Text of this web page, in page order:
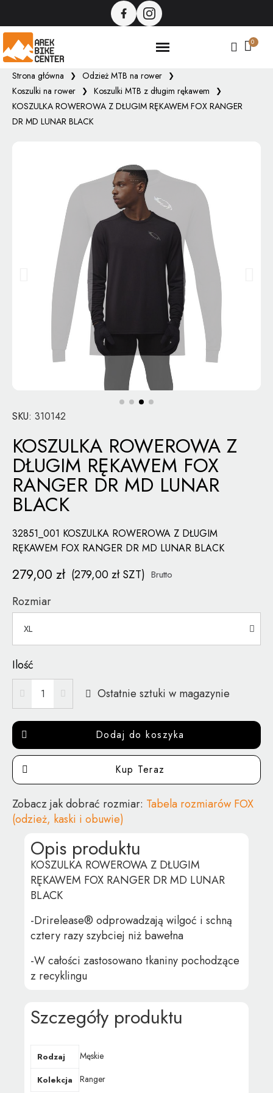
Strona główna
Odzież MTB na rower
Koszulki na rower
Koszulki MTB z długim rękawem
KOSZULKA ROWEROWA Z DŁUGIM RĘKAWEM FOX RANGER
DR MD LUNAR BLACK
SKU 310142
KOSZULKA ROWEROWA Z
DŁUGIM RĘKAWEM FOX
RANGER DR MD LUNAR
BLACK
32851_001 KOSZULKA ROWEROWA Z DŁUGIM
RĘKAWEM FOX RANGER DR MD LUNAR BLACK
279,00 zł (279,00 zł SZT) Brutto
Rozmiar
Ilość
Ostatnie sztuki w magazynie
Dodaj do koszyka
Kup Teraz
Zobacz jak dobrać rozmiar: Tabela rozmiarów FOX
(odzież, kaski i obuwie)
Opis produktu
KOSZULKA ROWEROWA Z DŁUGIM
RĘKAWEM FOX RANGER DR MD LUNAR
BLACK
-Drirelease® odprowadzają wilgoć i schną
cztery razy szybciej niż bawełna
-W całości zastosowano tkaniny pochodzące
z recyklingu
Szczegóły produktu
Rodzaj Męskie
Kolekcja Ranger